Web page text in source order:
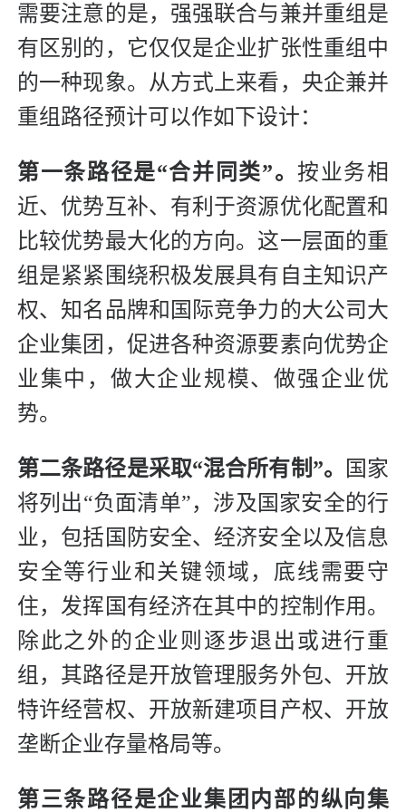
需要注意的是，强强联合与兼并重组是
有区别的，它仅仅是企业扩张性重组中
的一种现象。从方式上来看，央企兼并
重组路径预计可以作如下设计：
第一条路径是“合并同类”。 按业务相
近、优势互补、有利于资源优化配置和
比较优势最大化的方向。这一层面的重
组是紧紧围绕积极发展具有自主知识产
权、知名品牌和国际竞争力的大公司大
企业集团，促进各种资源要素向优势企
业集中，做大企业规模、做强企业优
势。
第二条路径是采取“混合所有制”。
国家
将列出“负面清单”，涉及国家安全的行
业，包括国防安全、经济安全以及信息
安全等行业和关键领域，底线需要守
住，发挥国有经济在其中的控制作用。
除此之外的企业则逐步退出或进行重
组，其路径是开放管理服务外包、开放
特许经营权、开放新建项目产权、开放
垄断企业存量格局等。
第三条路径是企业集团内部的纵向集